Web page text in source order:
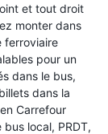
et tout droit
monter dans
ferroviaire
pour un
dans le bus,
dans la
Carrefour
local, PRDT,